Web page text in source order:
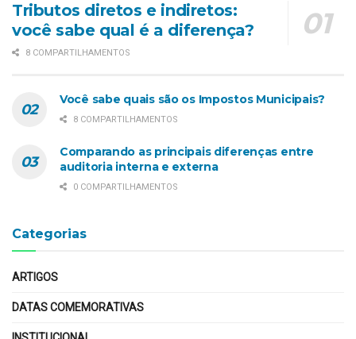
Tributos diretos e indiretos:
você sabe qual é a diferença?
8 COMPARTILHAMENTOS
Você sabe quais são os Impostos Municipais?
8 COMPARTILHAMENTOS
Comparando as principais diferenças entre
auditoria interna e externa
0 COMPARTILHAMENTOS
Categorias
ARTIGOS
DATAS COMEMORATIVAS